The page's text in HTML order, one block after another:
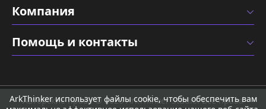
Компания
Помощь и контакты
Авторские права © 2026 ArkThinker Studio. Все права
ArkThinker использует файлы cookie, чтобы обеспечить вам